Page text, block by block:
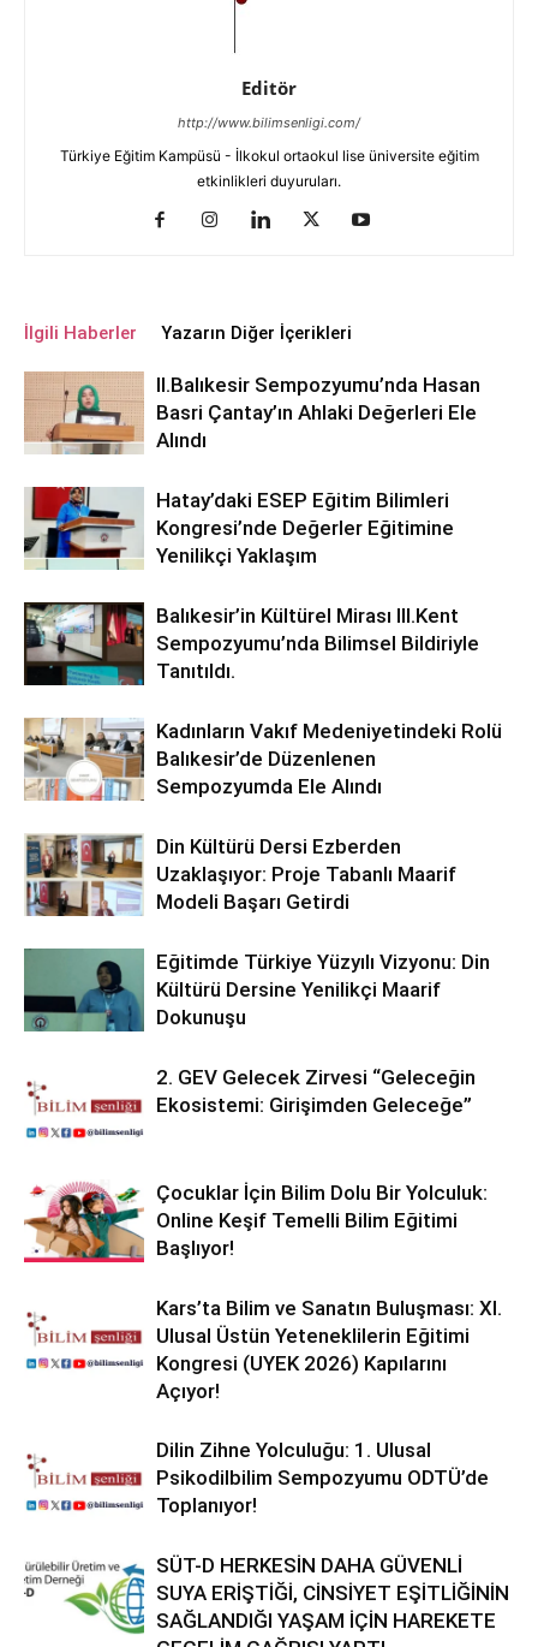
Editör
http://www.bilimsenligi.com/
Türkiye Eğitim Kampüsü - İlkokul ortaokul lise üniversite eğitim
etkinlikleri duyuruları.
İlgili Haberler Yazarın Diğer İçerikleri
ll.Balıkesir Sempozyumu’nda Hasan
Basri Çantay’ın Ahlaki Değerleri Ele
Alındı
Hatay’daki ESEP Eğitim Bilimleri
Kongresi’nde Değerler Eğitimine
Yenilikçi Yaklaşım
Balıkesir’in Kültürel Mirası lll.Kent
Sempozyumu’nda Bilimsel Bildiriyle
Tanıtıldı.
Kadınların Vakıf Medeniyetindeki Rolü
Balıkesir’de Düzenlenen
Sempozyumda Ele Alındı
Din Kültürü Dersi Ezberden
Uzaklaşıyor: Proje Tabanlı Maarif
Modeli Başarı Getirdi
Eğitimde Türkiye Yüzyılı Vizyonu: Din
Kültürü Dersine Yenilikçi Maarif
Dokunuşu
2. GEV Gelecek Zirvesi “Geleceğin
Ekosistemi: Girişimden Geleceğe”
Çocuklar İçin Bilim Dolu Bir Yolculuk:
Online Keşif Temelli Bilim Eğitimi
Başlıyor!
Kars’ta Bilim ve Sanatın Buluşması: XI.
Ulusal Üstün Yeteneklilerin Eğitimi
Kongresi (UYEK 2026) Kapılarını
Açıyor!
Dilin Zihne Yolculuğu: 1. Ulusal
Psikodilbilim Sempozyumu ODTÜ’de
Toplanıyor!
SÜT-D HERKESİN DAHA GÜVENLİ
SUYA ERİŞTİĞİ, CİNSİYET EŞİTLİĞİNİN
SAĞLANDIĞI YAŞAM İÇİN HAREKETE